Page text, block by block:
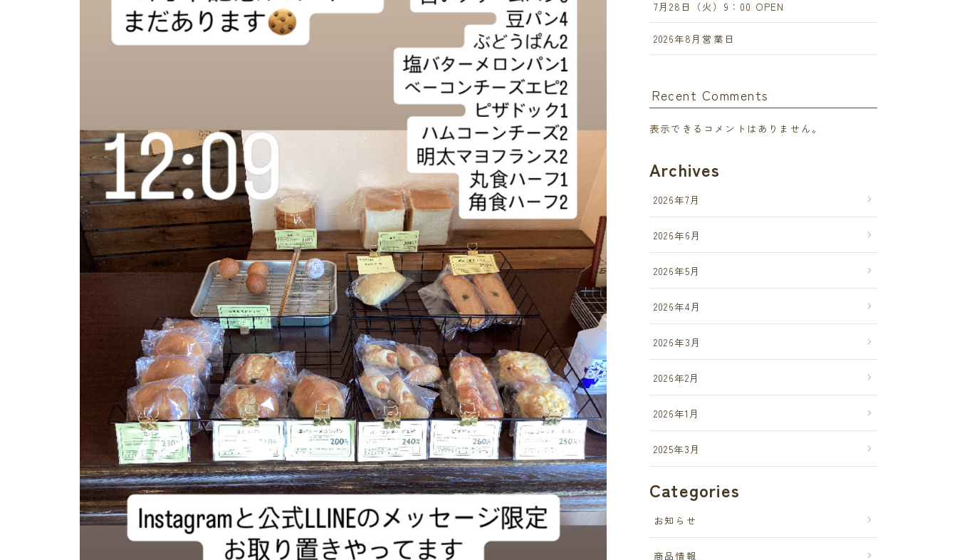
7月28日（火）9：00 OPEN
2026年8月営業日
Recent Comments
表示できるコメントはありません。
Archives
2026年7月
2026年6月
2026年5月
2026年4月
2026年3月
2026年2月
2026年1月
2025年3月
Categories
お知らせ
商品情報